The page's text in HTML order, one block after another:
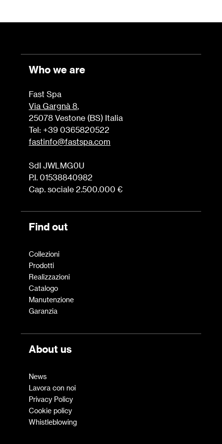
Who we are
Fast Spa
Via Gargnà 8,
25078 Vestone (BS) Italia
Tel: +39 0365820522
fastinfo@fastspa.com
SdI JWLMG0U
P.I. 01538840982
Cap. sociale 2.500.000 €
Find out
Collezioni
Prodotti
Realizzazioni
Catalogo
Manutenzione
Garanzia
About us
News
Lavora con noi
Privacy Policy
Cookie policy
Whistleblowing